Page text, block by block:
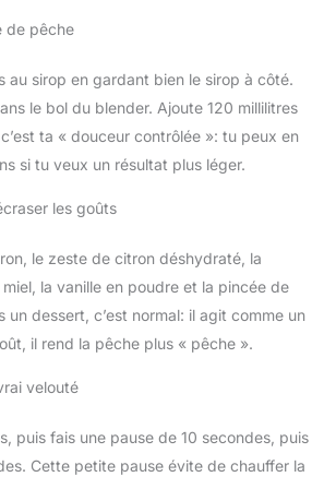
de pêche
au sirop en gardant bien le sirop à côté.
le bol du blender. Ajoute 120 millilitres
ta « douceur contrôlée »: tu peux en
si tu veux un résultat plus léger.
les goûts
le zeste de citron déshydraté, la
la vanille en poudre et la pincée de
un dessert, c’est normal: il agit comme un
il rend la pêche plus « pêche ».
velouté
puis fais une pause de 10 secondes, puis
Cette petite pause évite de chauffer la